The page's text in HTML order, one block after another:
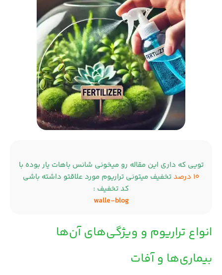
تویی که داری این مقاله رو میخونی شانس باهات یار بوده با
10 درصد
تخفیف میتونی تراریوم مورد علاقتو داشته باشی
کد تخفیف :
walle-blog
انواع تراریوم و ویژگی‌های آن‌ها
بیماری‌ها و آفات